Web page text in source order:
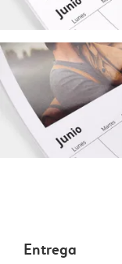
Entrega